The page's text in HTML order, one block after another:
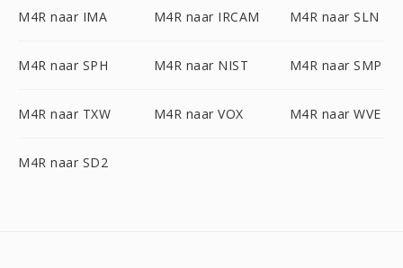
M4R naar IMA M4R naar IRCAM M4R naar SLN
M4R naar SPH M4R naar NIST M4R naar SMP
M4R naar TXW M4R naar VOX M4R naar WVE
M4R naar SD2